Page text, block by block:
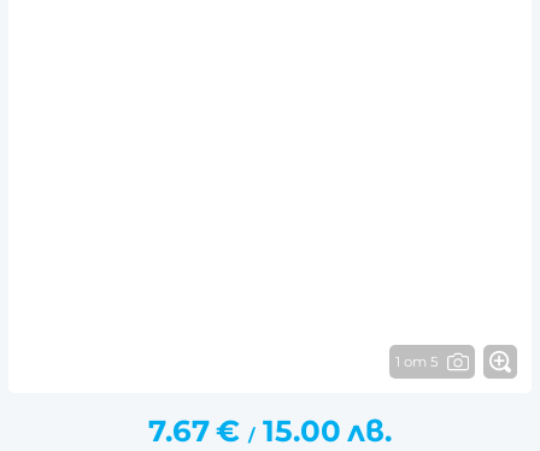
1 от 5
7.67€ / 15.00 лв.